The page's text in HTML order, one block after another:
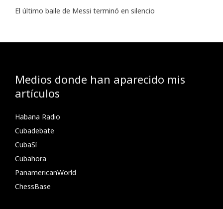
El último baile de Messi terminó en silencio
Medios donde han aparecido mis
artículos
Habana Radio
Cubadebate
CubaSí
Cubahora
PanamericanWorld
ChessBase